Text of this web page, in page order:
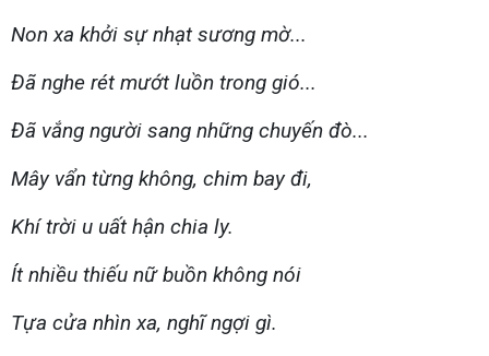
Non xa khởi sự nhạt sương mờ...
Đã nghe rét mướt luồn trong gió...
Đã vắng người sang những chuyến đò...
Mây vẩn từng không, chim bay đi,
Khí trời u uất hận chia ly.
Ít nhiều thiếu nữ buồn không nói
Tựa cửa nhìn xa, nghĩ ngợi gì.